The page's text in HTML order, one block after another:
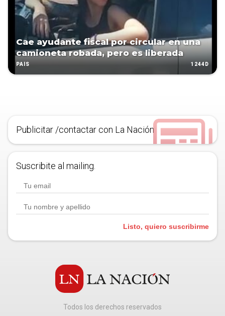
Cae ayudante fiscal por circular en una
camioneta robada, pero es liberada
PAÍS 1244D
Publicitar /contactar con La Nación
Suscribite al mailing.
Listo, quiero suscribirme
Todos los derechos reservados